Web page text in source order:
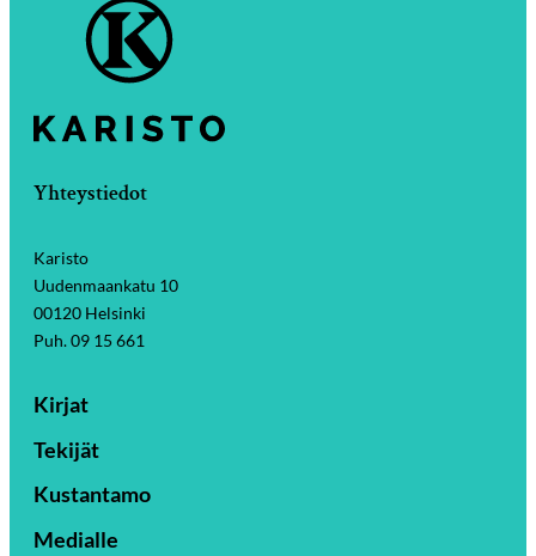
Yhteystiedot
Karisto
Uudenmaankatu 10
00120 Helsinki
Puh. 09 15 661
Kirjat
Tekijät
Kustantamo
Medialle